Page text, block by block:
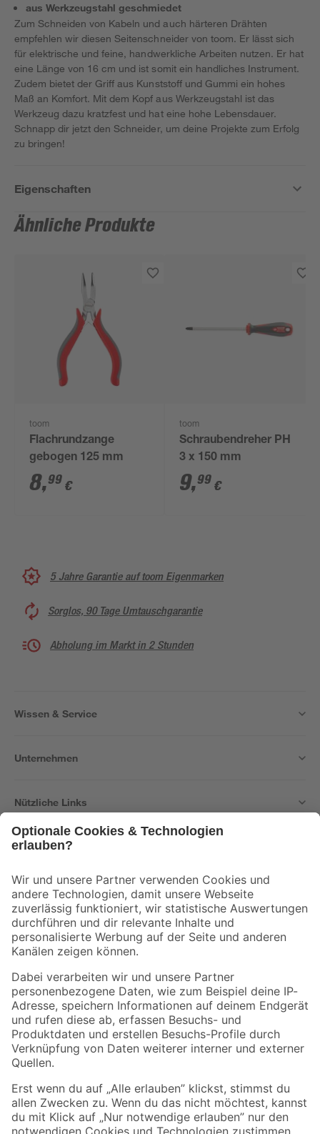
aus Werkzeugstahl geschmiedet
Zum Schneiden von Kabeln und auch härteren Drähten
empfehlen wir diesen Seitenschneider von toom. Er lässt sich
für elektrische und feine, handwerkliche Arbeiten nutzen. Er hat
eine Länge von 16 cm und ist somit ein handliches Instrument.
Zudem bietet der Griff aus Kunststoff und Gummi ein hohes
Maß an Komfort. Mit dem Kopf aus Werkzeugstahl ist das
Werkzeug dazu kratzfest und hat eine hohe Lebensdauer.
Schnapp dir jetzt den Schneider, um deine Projekte zum Erfolg
zu bringen!
Eigenschaften
Ähnliche Produkte
toom
Flachrundzange
gebogen 125 mm
8,99 €
toom
Schraubendreher PH
3 x 150 mm
9,99 €
5 Jahre Garantie auf toom Eigenmarken
Sorglos, 90 Tage Umtauschgarantie
Abholung im Markt in 2 Stunden
Wissen & Service
Unternehmen
Nützliche Links
Der toom Newsletter: Keine Angebote und Aktionen mehr verpassen!
Zur Newsletter Anmeldung
Folge uns
Zahlungsarten Versandarten
Sicher einkaufen
Jetzt die toom-App herunterladen